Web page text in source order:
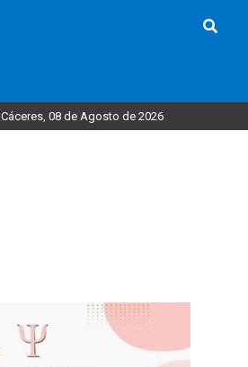
Cáceres, 08 de Agosto de 2026